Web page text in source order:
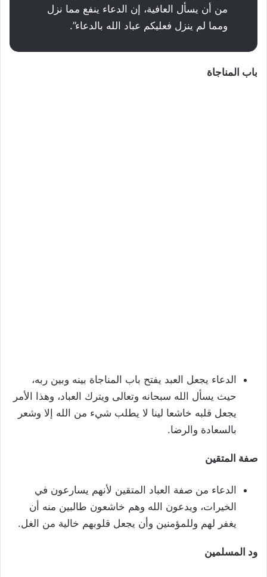
من أن يسأل العافية، إن الدعاء ينفع مما نزل
ومما لم ينزل فعليكم عباد الله بالدعاء”.
باب المناجاة
الدعاء يجعل العبد يفتح باب المناجاة بينه وبين ربه،
حيث يسأل الله سبحانه وتعالى ويترك العباد، وهذا الأمر
يجعل قلبه خاشعا لينا لا يطلب شيء من الله إلا وشعر
بالسعادة والرضا.
صفة المتقين
الدعاء من صفة العباد المتقين لأنهم يسارعون في
الخيرات، ويدعون الله وهم خاشعون طالبين منه أن
يغفر لهم وللمؤمنين وأن يجعل قلوبهم خالية من الغل.
ود المسلمين